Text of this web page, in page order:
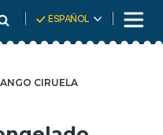
ESPAÑOL
CIRUELA